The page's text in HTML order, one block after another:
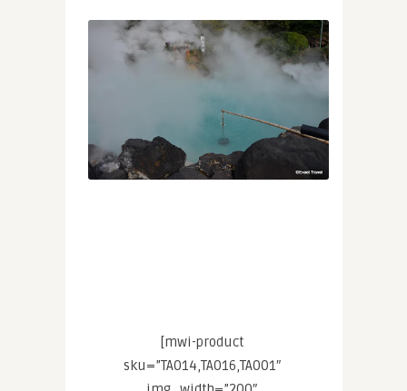
[mwi-product
sku=”TA014,TA016,TA001″